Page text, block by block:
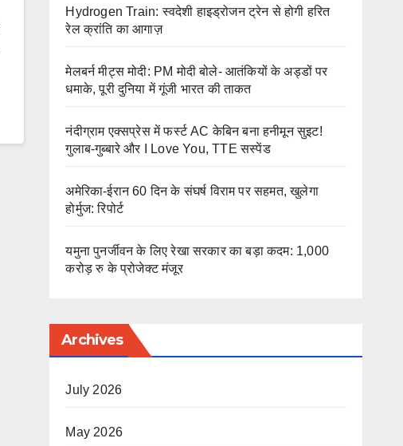
Hydrogen Train: स्वदेशी हाइड्रोजन ट्रेन से होगी हरित
रेल क्रांति का आगाज़
मेलबर्न मीट्स मोदी: PM मोदी बोले- आतंकियों के अड्डों पर
धमाके, पूरी दुनिया में गूंजी भारत की ताकत
नंदीग्राम एक्सप्रेस में फर्स्ट AC केबिन बना हनीमून सुइट!
गुलाब-गुब्बारे और I Love You, TTE सस्पेंड
अमेरिका-ईरान 60 दिन के संघर्ष विराम पर सहमत, खुलेगा
होर्मुज: रिपोर्ट
यमुना पुनर्जीवन के लिए रेखा सरकार का बड़ा कदम: 1,000
करोड़ रु के प्रोजेक्ट मंजूर
Archives
July 2026
May 2026